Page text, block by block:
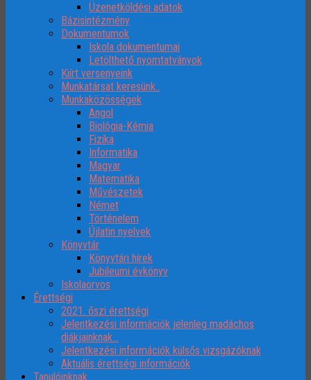
Üzenetköldési adatok
Bázisintézmény
Dokumentumok
Iskola dokumentumai
Letölthető nyomtatványok
Kiírt versenyeink
Munkatársat keresünk..
Munkaközösségek
Angol
Biológia-Kémia
Fizika
Informatika
Magyar
Matematika
Művészetek
Német
Történelem
Újlatin nyelvek
Könyvtár
Könyvtári hírek
Jubileumi évkönyv
Iskolaorvos
Érettségi
2021. őszi érettségi
Jelentkezési információk jelenleg madáchos
diákjainknak…
Jelentkezési információk külsős vizsgázóknak
Aktuális érettségi információk
Tanulóinknak